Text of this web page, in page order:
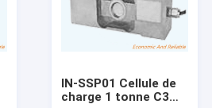
IN-SSP01 Cellule de
charge 1 tonne C3